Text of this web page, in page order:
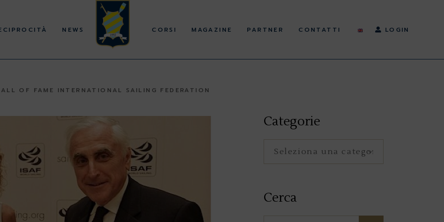
NEWS CORSI MAGAZINE PARTNER CONTATTI LOGIN
OF FAME INTERNATIONAL SAILING FEDERATION
Categorie
Cerca